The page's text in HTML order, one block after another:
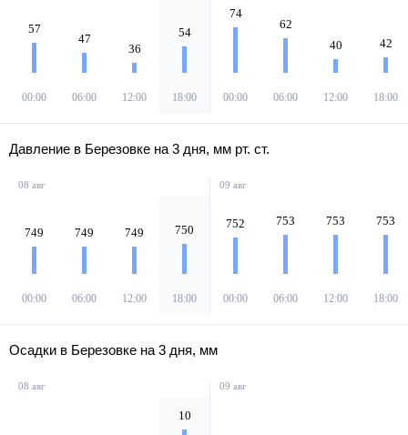
57
00:00
47
06:00
36
12:00
54
18:00
74
00:00
62
06:00
40
12:00
42
18:00
Давление в Березовке на 3 дня, мм рт. ст.
08 авг
749
00:00
749
06:00
749
12:00
750
18:00
09 авг
752
00:00
753
06:00
753
12:00
753
18:00
Осадки в Березовке на 3 дня, мм
08 авг
10
09 авг